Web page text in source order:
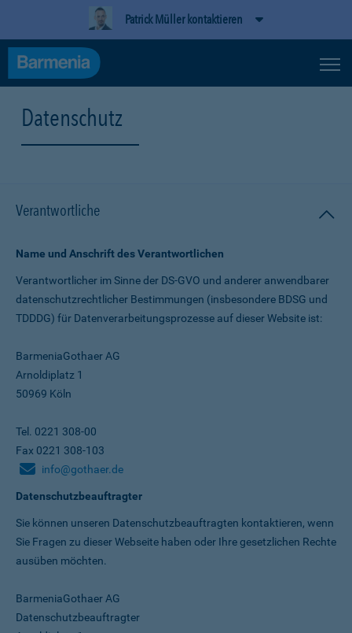
Patrick Müller kontaktieren
Datenschutz
Verantwortliche
Name und Anschrift des Verantwortlichen
Verantwortlicher im Sinne der DS-GVO und anderer anwendbarer
datenschutz­rechtlicher Bestimmungen (insbesondere BDSG und
TDDDG) für Daten­verarbeitungs­prozesse auf dieser Website ist:
BarmeniaGothaer AG
Arnoldiplatz 1
50969 Köln
Tel. 0221 308-00
Fax 0221 308-103
info@gothaer.de
Datenschutzbeauftragter
Sie können unseren Datenschutz­beauftragten kontaktieren, wenn
Sie Fragen zu dieser Webseite haben oder Ihre gesetzlichen Rechte
ausüben möchten.
BarmeniaGothaer AG
Datenschutzbeauftragter